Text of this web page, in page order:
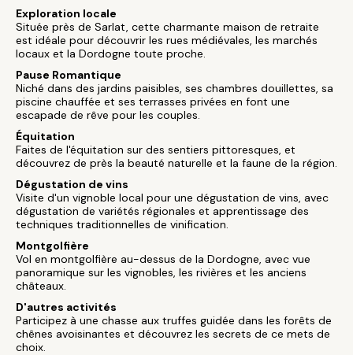
Exploration locale
Située près de Sarlat, cette charmante maison de retraite
est idéale pour découvrir les rues médiévales, les marchés
locaux et la Dordogne toute proche.
Pause Romantique
Niché dans des jardins paisibles, ses chambres douillettes, sa
piscine chauffée et ses terrasses privées en font une
escapade de rêve pour les couples.
Équitation
Faites de l'équitation sur des sentiers pittoresques, et
découvrez de près la beauté naturelle et la faune de la région.
Dégustation de vins
Visite d'un vignoble local pour une dégustation de vins, avec
dégustation de variétés régionales et apprentissage des
techniques traditionnelles de vinification.
Montgolfière
Vol en montgolfière au-dessus de la Dordogne, avec vue
panoramique sur les vignobles, les rivières et les anciens
châteaux.
D'autres activités
Participez à une chasse aux truffes guidée dans les forêts de
chênes avoisinantes et découvrez les secrets de ce mets de
choix.